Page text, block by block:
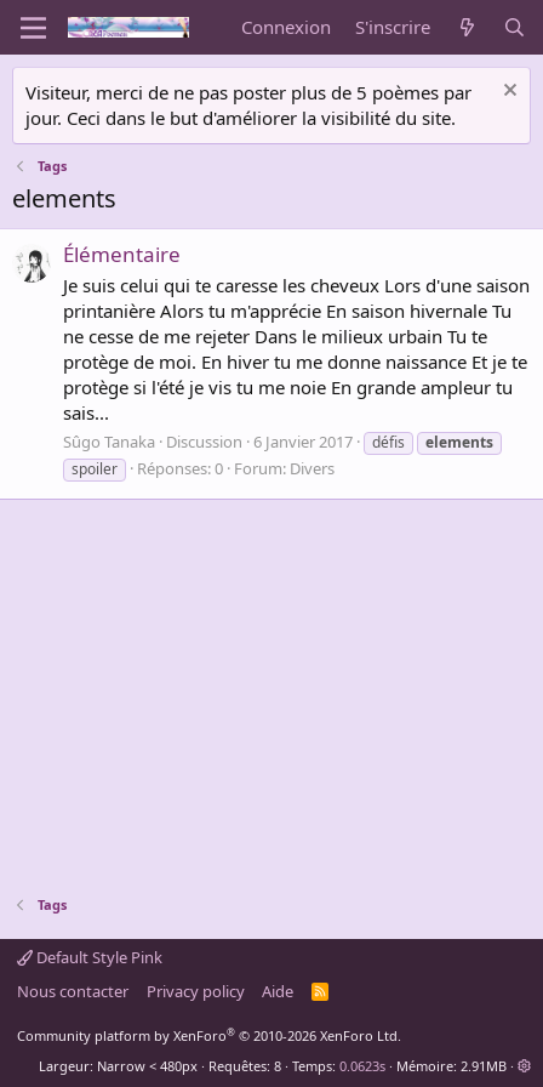
Connexion S'inscrire
Visiteur, merci de ne pas poster plus de 5 poèmes par
jour. Ceci dans le but d'améliorer la visibilité du site.
Tags
elements
Élémentaire
Je suis celui qui te caresse les cheveux Lors d'une saison
printanière Alors tu m'apprécie En saison hivernale Tu
ne cesse de me rejeter Dans le milieux urbain Tu te
protège de moi. En hiver tu me donne naissance Et je te
protège si l'été je vis tu me noie En grande ampleur tu
sais...
Sûgo Tanaka Discussion 6 Janvier 2017 défis
elements
spoiler
Réponses: 0 Forum: Divers
Tags
Default Style Pink
Nous contacter
Privacy policy Aide
R
Community platform by XenForo® © 2010-2026 XenForo Ltd.
Largeur
Requêtes 8 Temps 0.0623s Mémoire 2.91MB